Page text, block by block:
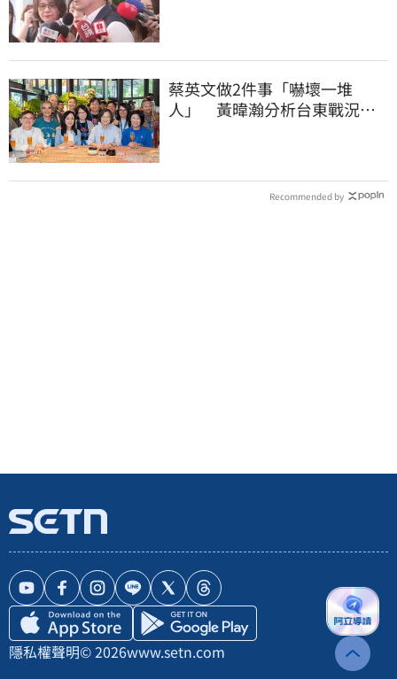
蔡英文做2件事「嚇壞一堆
人」 黃暐瀚分析台東戰況：
Recommended by
隱私權聲明© 2026www.setn.com